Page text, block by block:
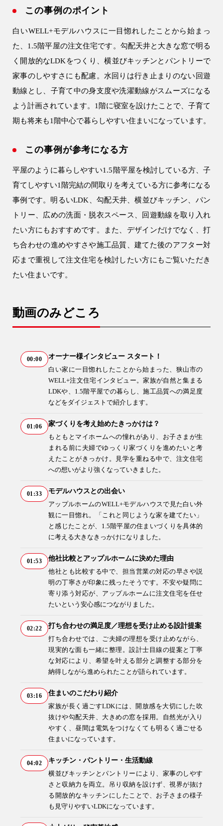
この事例のポイント
白いWELL+モデルハウスに一目惚れしたことから始まっ
た、1.5階平屋の注文住宅です。勾配天井と大きな窓で明る
く開放的なLDKをつくり、横並びキッチンとパントリーで
家事のしやすさにも配慮。水回りは行き止まりのない回遊
動線とし、子育て中の身支度や洗濯動線がスムーズになる
よう計画されています。1階に寝室を設けたことで、子育て
期も将来も1階中心で暮らしやすい住まいになっています。
この事例が参考になる方
平屋のように暮らしやすい1.5階平屋を検討している方、子
育てしやすい1階完結の間取りを考えている方に参考になる
事例です。明るいLDK、勾配天井、横並びキッチン、パン
トリー、広めの洗面・脱衣スペース、回遊動線を取り入れ
たい方にもおすすめです。また、デザインだけでなく、打
ち合わせの進めやすさや施工品質、建てた後のアフター対
応まで重視して注文住宅を検討したい方にもご覧いただき
たい住まいです。
動画のみどころ
00:00
オーナー様インタビュー スタート！
白い家に一目惚れしたことから始まった、狭山市の
WELL+注文住宅インタビュー。家族が自然と集まる
LDKや、1.5階平屋での暮らし、施工品質への満足度
などをダイジェストで紹介します。
01:06
家づくりを考え始めたきっかけは？
もともとマイホームへの憧れがあり、お子さまが生
まれる前に夫婦でゆっくり家づくりを進めたいと考
えたことがきっかけ。見学を重ねる中で、注文住宅
への想いがより強くなっていきました。
01:33
モデルハウスとの出会い
アップルホームのWELL+モデルハウスで見た白い外
観に一目惚れ。「これと同じような家を建てたい」
と感じたことが、1.5階平屋の住まいづくりを具体的
に考える大きなきっかけになりました。
01:53
他社比較とアップルホームに決めた理由
他社とも比較する中で、担当営業の対応の早さや説
明の丁寧さが印象に残ったそうです。不安や疑問に
寄り添う対応が、アップルホームに注文住宅を任せ
たいという安心感につながりました。
02:22
打ち合わせの満足度／理想を受け止める設計提案
打ち合わせでは、ご夫婦の理想を受け止めながら、
現実的な面も一緒に整理。設計士目線の提案と丁寧
な対応により、希望を叶える部分と調整する部分を
納得しながら進められたことが語られています。
03:16
住まいのこだわり紹介
家族が長く過ごすLDKには、開放感を大切にした吹
抜けや勾配天井、大きめの窓を採用。自然光が入り
やすく、昼間は電気をつけなくても明るく過ごせる
住まいになっています。
04:02
キッチン・パントリー・生活動線
横並びキッチンとパントリーにより、家事のしやす
さと収納力を両立。吊り収納を設けず、視界が抜け
る開放的なキッチンにしたことで、お子さまの様子
も見守りやすいLDKになっています。
川越市の注文住宅
入間市の注文住宅
飯能市の注文住宅
会社情報
9時〜18時
（定休／水曜日）
注文住宅
0120-70-1212
アフターメンテナンス
事業用
04-2968-5522
注文住宅 リフォーム
アフターメンテナンス 安心保証制度
ブログ・コラム スタッフ紹介
注文住宅
リフォーム・
リノベーション